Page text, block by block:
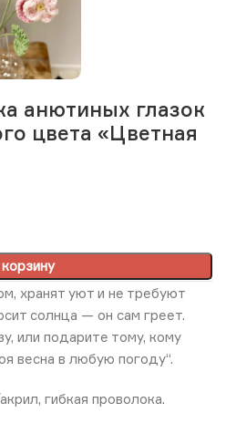
анютиных глазок
цвета «Цветная
хранят уют и не требуют
солнца — он сам греет.
или подарите тому, кому
весна в любую погоду“.
гибкая проволока.